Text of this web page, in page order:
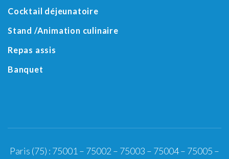
Cocktail déjeunatoire
Stand /Animation culinaire
Repas assis
Banquet
Paris (75) : 75001 – 75002 – 75003 – 75004– 75005 –